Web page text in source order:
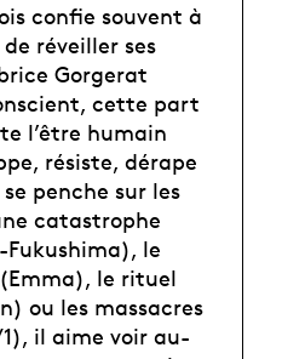
confie souvent à
réveiller ses
Gorgerat
cette part
l’être humain
résiste, dérape
penche sur les
catastrophe
le
le rituel
ou les massacres
il aime voir au-